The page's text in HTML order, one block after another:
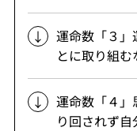
運命数「３」
とに取り組む
運命数「４」
り回されず